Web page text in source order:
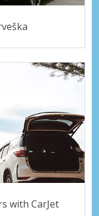
with CarJet